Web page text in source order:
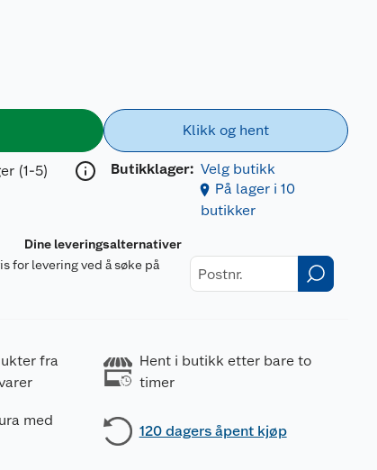
(1-5)
Klikk og hent
Butikklager: Velg butikk
På lager i 10
butikker
Dine leveringsalternativer
for levering ved å søke på
fra
Hent i butikk etter bare to
timer
med
120 dagers åpent kjøp